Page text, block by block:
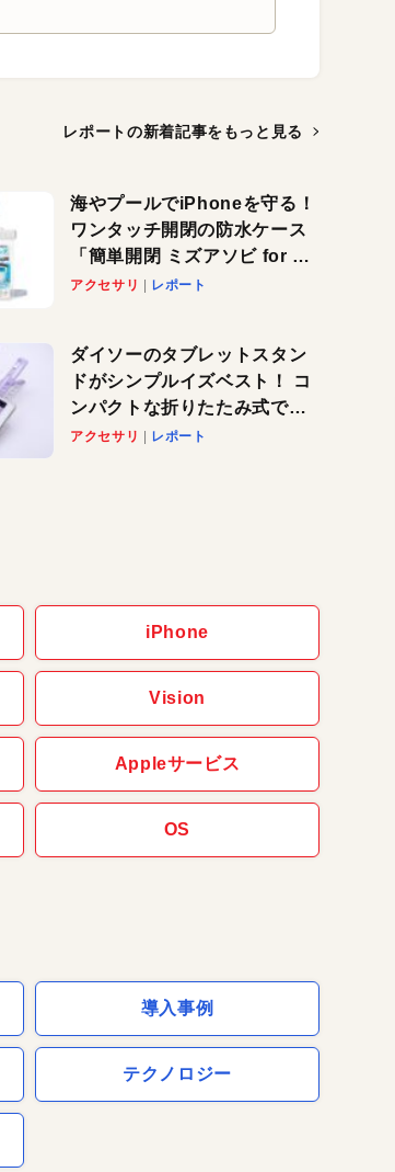
レポートの新着記事をもっと見る
海やプールでiPhoneを守る！
ワンタッチ開閉の防水ケース
「簡単開閉 ミズアソビ for ス
マホ」で夏のレジャーを満喫
アクセサリ レポート
ダイソーのタブレットスタン
ドがシンプルイズベスト！ コ
ンパクトな折りたたみ式でノ
ートパソコンにも対応。カラ
アクセサリ レポート
iPhone
Vision
Appleサービス
OS
導入事例
テクノロジー